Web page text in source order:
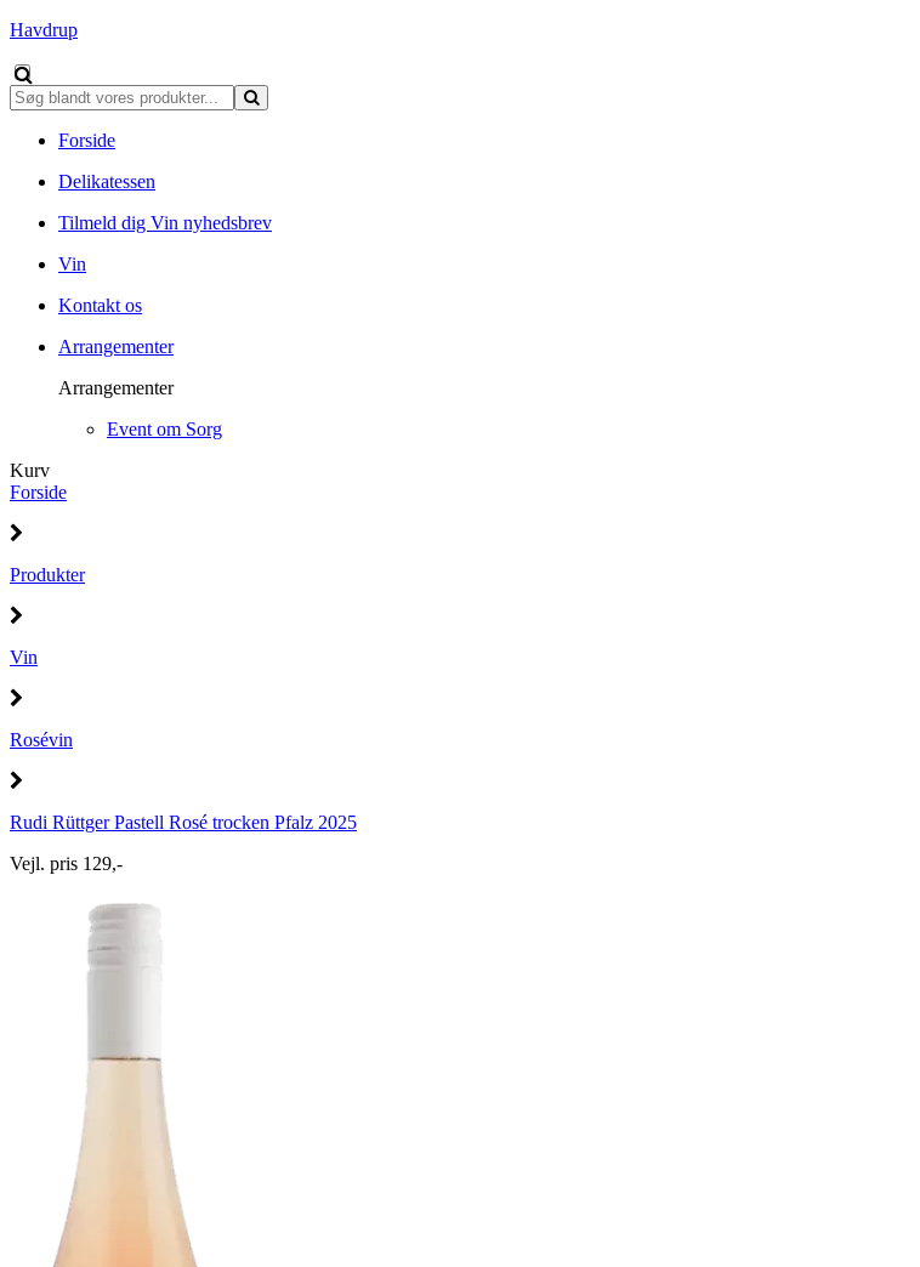
Havdrup
Forside
Delikatessen
Tilmeld dig Vin nyhedsbrev
Vin
Kontakt os
Arrangementer
Arrangementer
Event om Sorg
Kurv
Forside
Produkter
Vin
Rosévin
Rudi Rüttger Pastell Rosé trocken Pfalz 2025
Vejl. pris 129,-